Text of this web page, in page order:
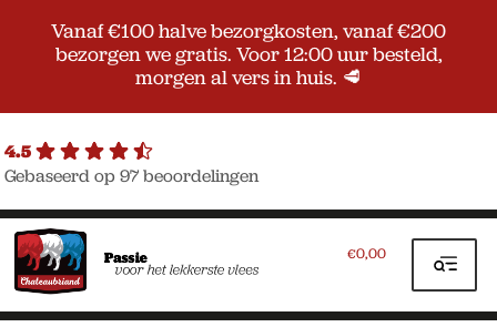
Vanaf €100 halve bezorgkosten, vanaf €200
bezorgen we gratis. Voor 12:00 uur besteld,
morgen al vers in huis. 🥩
4.5
Gebaseerd op 97 beoordelingen
Ga
door
naar
navigatie
Ga
naar
de
inhoud
€0,00